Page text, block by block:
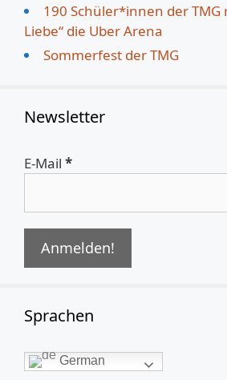
190 Schüler*innen der TMG
Liebe“ die Uber Arena
Sommerfest der TMG
Newsletter
E-Mail *
Sprachen
German